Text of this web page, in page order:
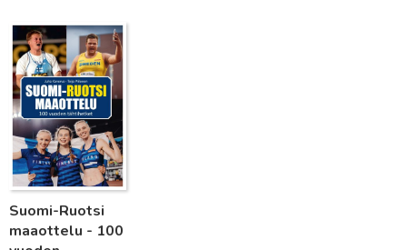
Suomi-Ruotsi
maaottelu - 100
Lue lisää